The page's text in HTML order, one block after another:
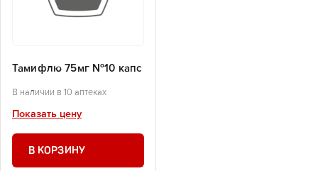
Тамифлю 75мг №10 капс
В наличии в 10 аптеках
Показать цену
В КОРЗИНУ